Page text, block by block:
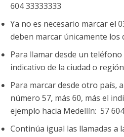
604 33333333
Ya no es necesario marcar el
deben marcar únicamente los
Para llamar desde un
indicativo de la ciudad o
Para marcar desde otro país,
número 57, más 60, más el
ejemplo hacia Medellín: 57
Continúa igual las llamadas a